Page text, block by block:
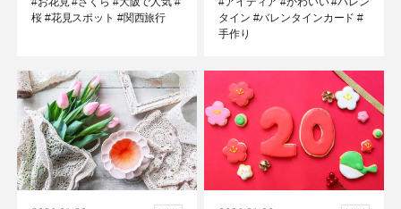
桜 #花見スポット #関西旅行
タイン #バレンタインカード #
手作り